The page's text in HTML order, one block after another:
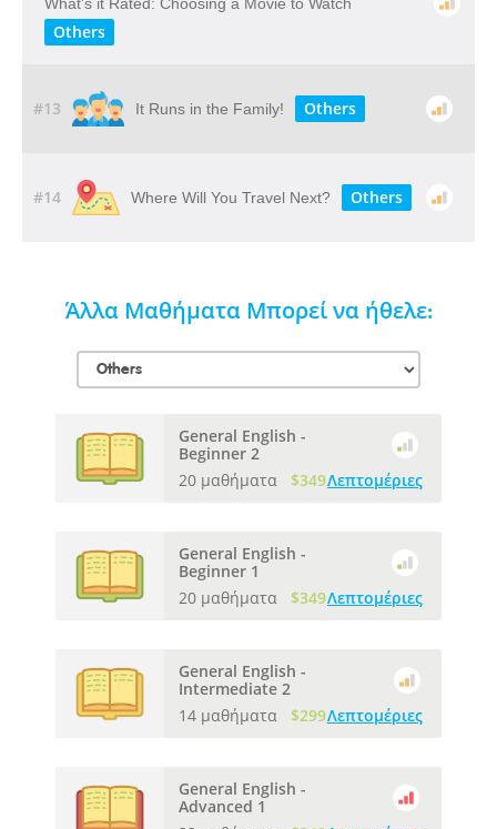
Others
#13 It Runs in the Family! Others
#14 Where Will You Travel Next? Others
Άλλα Μαθήματα Μπορεί να ήθελε:
General English -
Beginner 2
20 μαθήματα
$349Λεπτομέριες
General English -
Beginner 1
20 μαθήματα
$349Λεπτομέριες
General English -
Intermediate 2
14 μαθήματα
$299Λεπτομέριες
General English -
Advanced 1